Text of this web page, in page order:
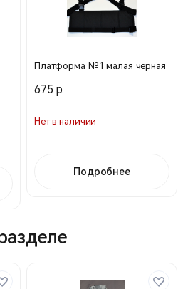
Платформа №1 малая черная
675 р.
Нет в наличии
Подробнее